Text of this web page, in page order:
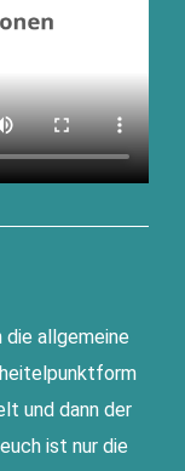
die all­ge­mei­ne
und dann der
ist nur die